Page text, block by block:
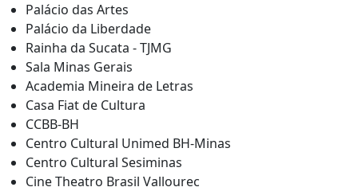
Palácio das Artes
Palácio da Liberdade
Rainha da Sucata - TJMG
Sala Minas Gerais
Academia Mineira de Letras
Casa Fiat de Cultura
CCBB-BH
Centro Cultural Unimed BH-Minas
Centro Cultural Sesiminas
Cine Theatro Brasil Vallourec